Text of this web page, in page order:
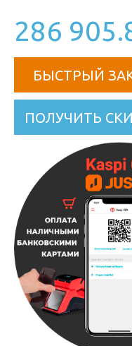
286
БЫСТРЫЙ
ПОЛУЧИТЬ